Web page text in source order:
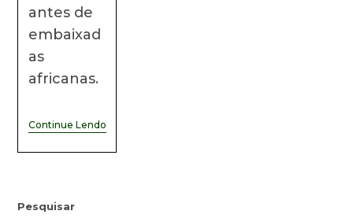
antes de
embaixad
as
africanas.
Continue Lendo
Pesquisar